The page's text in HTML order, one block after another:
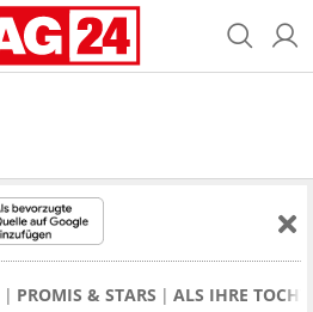
PROMIS & STARS ALS IHRE